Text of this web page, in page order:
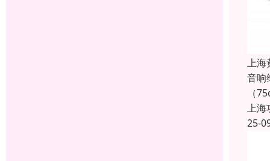
上海
音响
（
上海
25-